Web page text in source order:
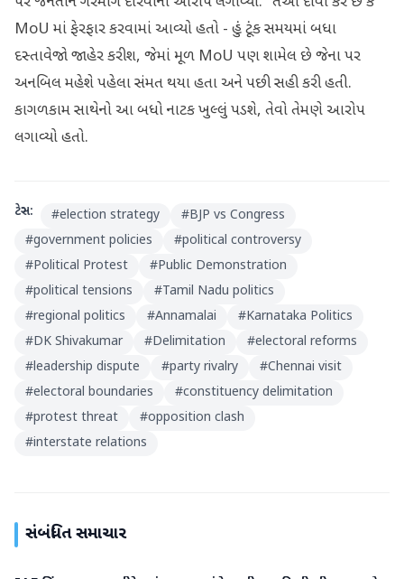
MoU માં ફેરફાર કરવામાં આવ્યો હતો - હું ટૂંક સમયમાં બધા
દસ્તાવેજો જાહેર કરીશ, જેમાં મૂળ MoU પણ શામેલ છે જેના પર
અનબિલ મહેશે પહેલા સંમત થયા હતા અને પછી સહી કરી હતી.
કાગળકામ સાથેનો આ બધો નાટક ખુલ્લું પડશે, તેવો તેમણે આરોપ
લગાવ્યો હતો.
ટેગ્સ: #election strategy #BJP vs Congress
#government policies #political controversy
#Political Protest #Public Demonstration
#political tensions #Tamil Nadu politics
#regional politics #Annamalai #Karnataka Politics
#DK Shivakumar #Delimitation #electoral reforms
#leadership dispute #party rivalry #Chennai visit
#electoral boundaries #constituency delimitation
#protest threat #opposition clash
#interstate relations
સંબંધિત સમાચાર